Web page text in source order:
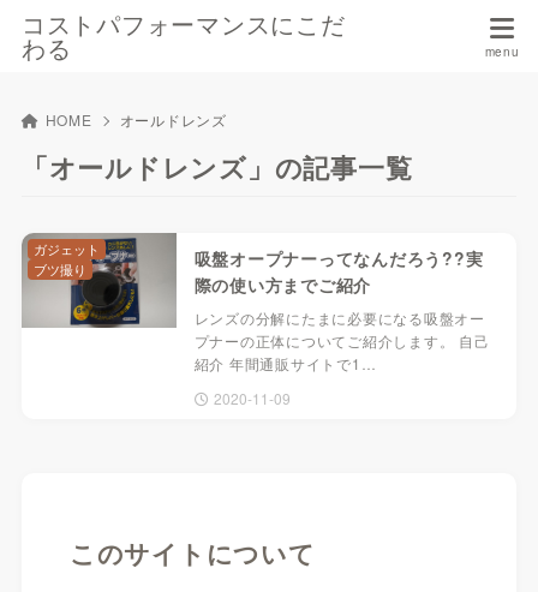
コストパフォーマンスにこだ
わる
HOME オールドレンズ
「オールドレンズ」の記事一覧
吸盤オープナーってなんだろう??実
際の使い方までご紹介
レンズの分解にたまに必要になる吸盤オー
プナーの正体についてご紹介します。 自己
紹介 年間通販サイトで1…
2020-11-09
ガジェット
ブツ撮り
このサイトについて